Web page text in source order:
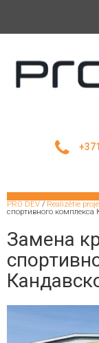
PRO DEV / Realizētie
спортивного комплекса
Замена